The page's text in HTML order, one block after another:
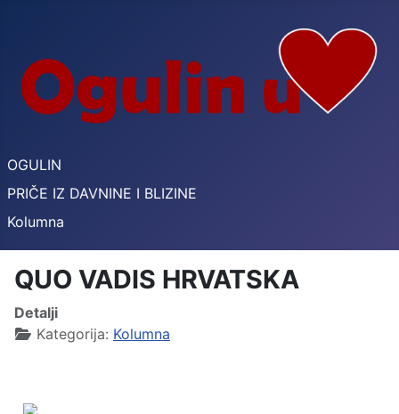
OGULIN
PRIČE IZ DAVNINE I BLIZINE
Kolumna
QUO VADIS HRVATSKA
Detalji
Kategorija: Kolumna